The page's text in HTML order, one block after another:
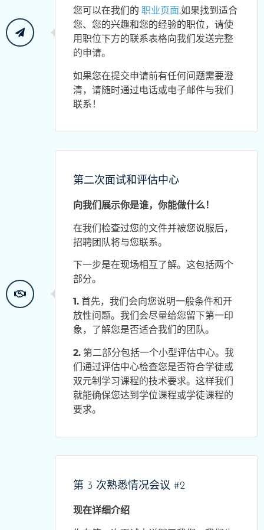
您可以在我们的 职业页面.如果找到适合
您、您的兴趣和您的经验的职位，请使
用职位下方的联系表格向我们发送完整
的申请。
如果您在提交申请前有任何问题需要澄
清，请随时通过电话或电子邮件与我们
联系！
第二次面试和评估中心
向我们展示你是谁，你能做什么！
在我们检查过您的文件并被您说服后，
招聘团队将与您联系。
下一步是在现场相互了解。这包括两个
部分。
1. 首先，我们会向您说明一般条件和开
放性问题。我们会尽量给您留下第一印
象，了解您是否适合我们的团队。
2. 第二部分包括一个小型评估中心。我
们通过评估中心检查您是否符合学徒或
双元制学习课程的技术要求。这样我们
就能确保您达到学位课程或学徒课程的
要求。
第 3 次熟悉情况会议 #2
现在详细介绍